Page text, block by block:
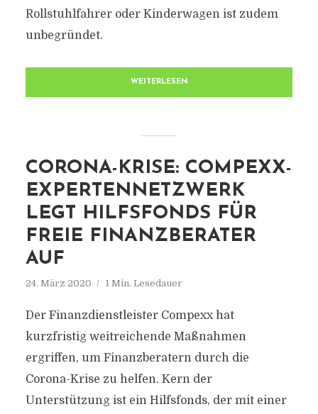
Rollstuhlfahrer oder Kinderwagen ist zudem
unbegründet.
WEITERLESEN
CORONA-KRISE: COMPEXX-
EXPERTENNETZWERK
LEGT HILFSFONDS FÜR
FREIE FINANZBERATER
AUF
24. März 2020 1 Min. Lesedauer
Der Finanzdienstleister Compexx hat
kurzfristig weitreichende Maßnahmen
ergriffen, um Finanzberatern durch die
Corona-Krise zu helfen. Kern der
Unterstützung ist ein Hilfsfonds, der mit einer